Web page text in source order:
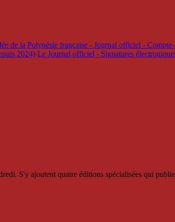
de la Polynésie française - Journal officiel -
2024) Le Journal officiel - Signatures
S'y ajoutent quatre éditions spécialisées qui